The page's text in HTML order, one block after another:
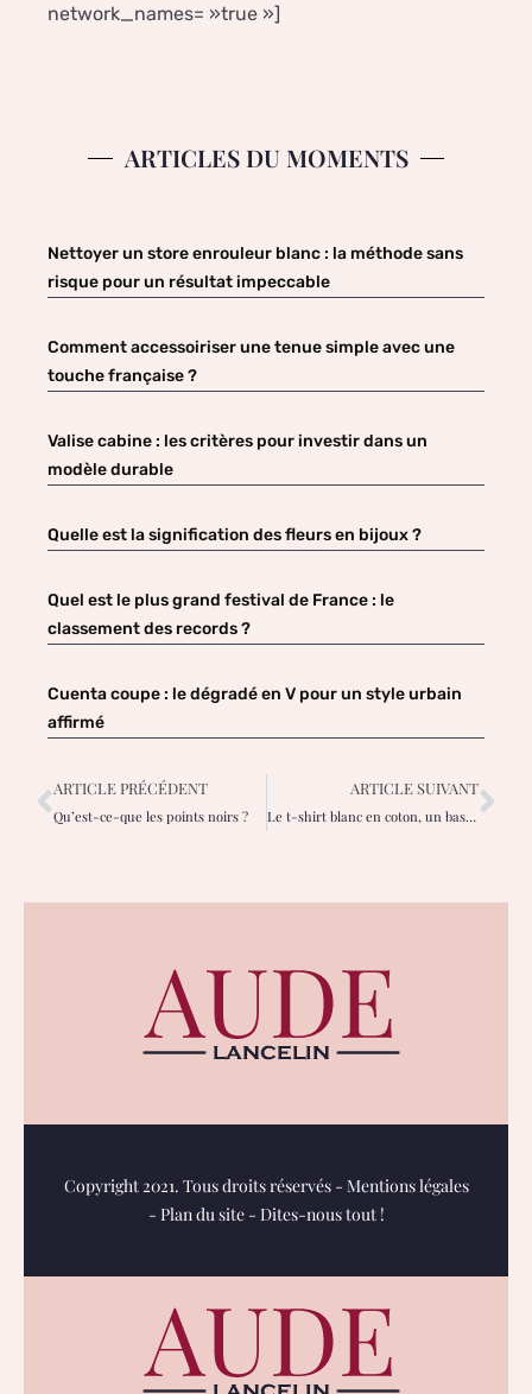
network_names= »true »]
ARTICLES DU MOMENTS
Nettoyer un store enrouleur blanc : la méthode sans
risque pour un résultat impeccable
Comment accessoiriser une tenue simple avec une
touche française ?
Valise cabine : les critères pour investir dans un
modèle durable
Quelle est la signification des fleurs en bijoux ?
Quel est le plus grand festival de France : le
classement des records ?
Cuenta coupe : le dégradé en V pour un style urbain
affirmé
ARTICLE PRÉCÉDENT
Qu’est-ce-que les points noirs ?
ARTICLE SUIVANT
Le t-shirt blanc en coton, un basique entre confort et esthétique
Copyright 2021. Tous droits réservés - Mentions légales
- Plan du site- Dites-nous tout !